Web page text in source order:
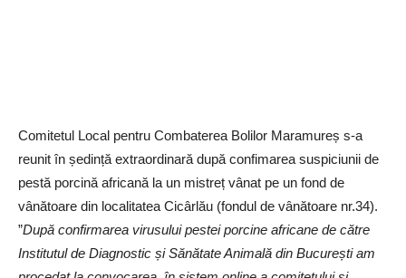
Comitetul Local pentru Combaterea Bolilor Maramureș s-a
reunit în ședință extraordinară după confimarea suspiciunii de
pestă porcină africană la un mistreț vânat pe un fond de
vânătoare din localitatea Cicârlău (fondul de vânătoare nr.34).
”După confirmarea virusului pestei porcine africane de către
Institutul de Diagnostic și Sănătate Animală din București am